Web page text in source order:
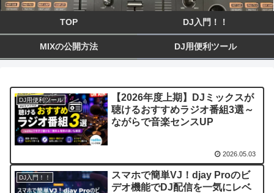
TOP DJ入門！！
MIXの公開方法 DJ用便利ツール
DJ用便利ツール
【2026年度上期】DJミックスが
聴けるおすすめラジオ番組3選～
ながらで音楽センスUP
2026.05.03
DJ入門！！
スマホで簡単VJ！djay Proのビ
デオ機能でDJ配信を一気にレベ